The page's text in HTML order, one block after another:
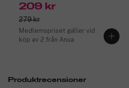
209 kr
279 kr
Medlemspriset gäller vid
köp av 2 från Anua
Produktrecensioner